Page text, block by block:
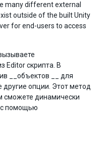
many different external
outside of the built Unity
for end-users to access
Editor скрипта. В
__объектов __ для
опции. Этот метод
сможете динамически
с помощью